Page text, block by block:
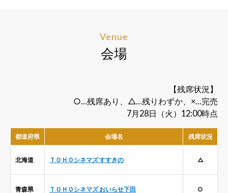
Venue
会場
【残席状況】
○…残席あり、△…残りわずか、×…完売
7月28日（火）12:00時点
都道府県 会場名 残席状況
北海道 ＴＯＨＯシネマズ すすきの △
青森県 ＴＯＨＯシネマズ おいらせ下田 ○